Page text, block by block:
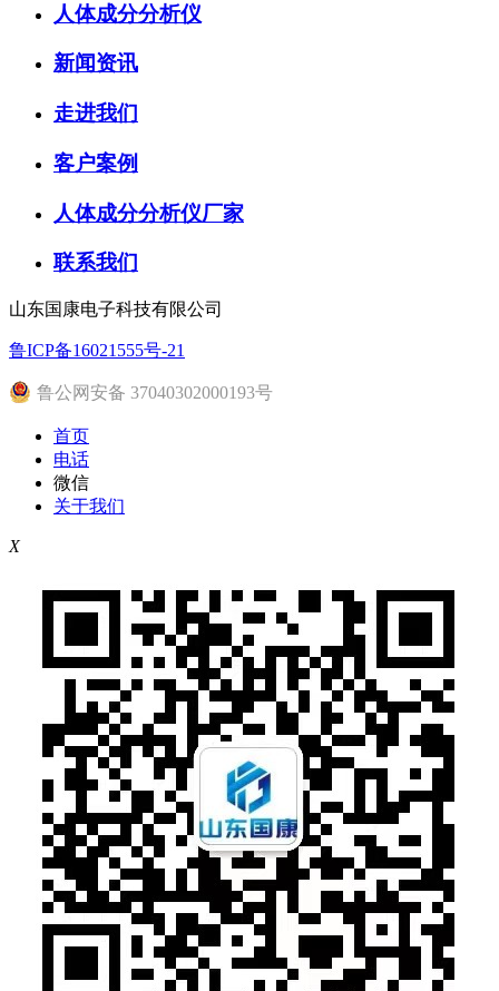
人体成分分析仪
新闻资讯
走进我们
客户案例
人体成分分析仪厂家
联系我们
山东国康电子科技有限公司
鲁ICP备16021555号-21
鲁公网安备 37040302000193号
首页
电话
微信
关于我们
X